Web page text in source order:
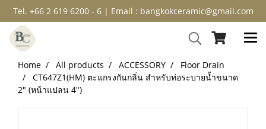
Tel. +66 2 619 6200 - 6 | Email : bangkokceramic@gmail.com
Home All products ACCESSORY
Floor Drain
CT647Z1(HM) ตะแกรงกันกลิ่น สำหรับท่อระบายน้ำขนาด
2″ (หน้าแปลน 4″)